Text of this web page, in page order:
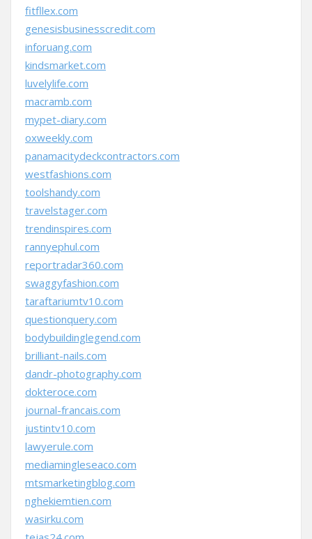
fitfllex.com
genesisbusinesscredit.com
inforuang.com
kindsmarket.com
luvelylife.com
macramb.com
mypet-diary.com
oxweekly.com
panamacitydeckcontractors.com
westfashions.com
toolshandy.com
travelstager.com
trendinspires.com
rannyephul.com
reportradar360.com
swaggyfashion.com
taraftariumtv10.com
questionquery.com
bodybuildinglegend.com
brilliant-nails.com
dandr-photography.com
dokteroce.com
journal-francais.com
justintv10.com
lawyerule.com
mediamingleseaco.com
mtsmarketingblog.com
nghekiemtien.com
wasirku.com